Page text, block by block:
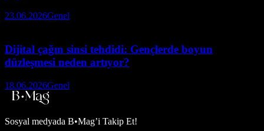
23.06.2026Genel
Dijital çağın sinsi tehdidi: Gençlerde boyun
düzleşmesi neden artıyor?
18.06.2026Genel
Sosyal medyada B•Mag’i Takip Et!